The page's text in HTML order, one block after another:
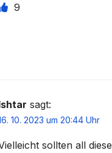
9
sagt:
10. 2023 um 20:44 Uhr
sollten all diese